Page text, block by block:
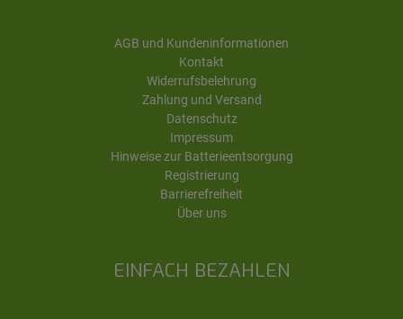
EINFACH BEZAHLEN
AGB und Kundeninformationen
Kontakt
Widerrufsbelehrung
Zahlung und Versand
Datenschutz
Impressum
Hinweise zur Batterieentsorgung
Registrierung
Barrierefreiheit
Über uns